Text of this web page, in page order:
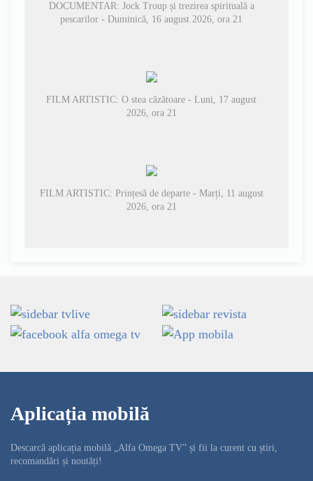
DOCUMENTAR: Jock Troup și trezirea spirituală a
pescarilor - Duminică, 16 august 2026, ora 21
FILM ARTISTIC: O stea căzătoare - Luni, 17 august
2026, ora 21
FILM ARTISTIC: Prințesă de departe - Marți, 11 august
2026, ora 21
Aplicația mobilă
Descarcă aplicația mobilă „Alfa Omega TV” și fii la curent cu știri,
recomandări și noutăți!